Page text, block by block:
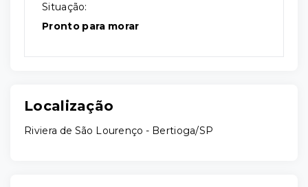
Situação:
Pronto para morar
Localização
Riviera de São Lourenço - Bertioga/SP